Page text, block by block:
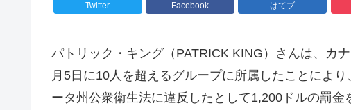
Twitter Facebook はてブ
パトリック・キング（PATRICK KING）さんは、カ
月5日に10人を超えるグループに所属したことによ
ータ州公衆衛生法に違反したとして1,200ドルの罰金